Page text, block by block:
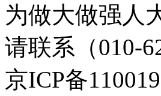
为做大做强人
请联系（010-
京ICP备